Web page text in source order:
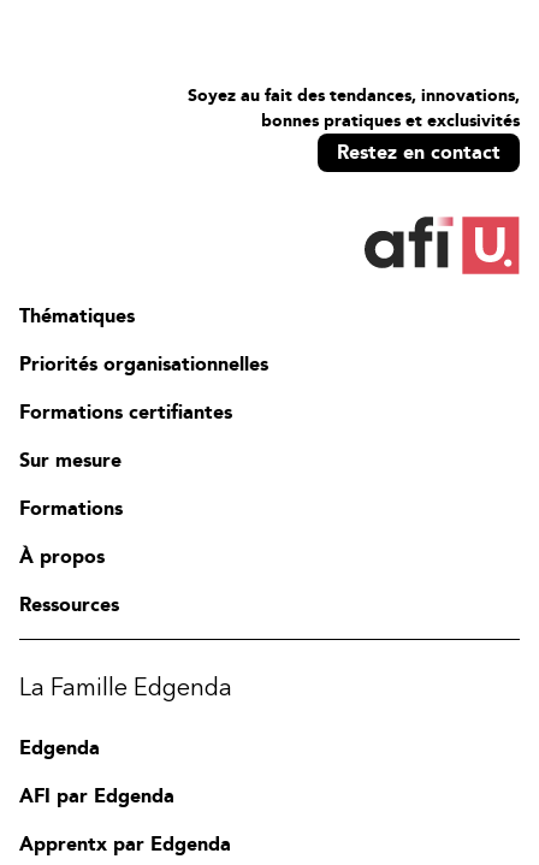
Soyez au fait des tendances, innovations,
bonnes pratiques et exclusivités
Restez en contact
Thématiques
Priorités organisationnelles
Formations certifiantes
Sur mesure
Formations
À propos
Ressources
La Famille Edgenda
Edgenda
AFI par Edgenda
Apprentx par Edgenda